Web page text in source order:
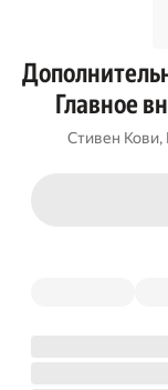
Главное
Стивен Кови,